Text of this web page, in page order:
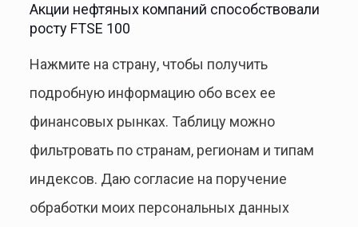
Акции нефтяных компаний способствовали
росту FTSE 100
Нажмите на страну, чтобы получить
подробную информацию обо всех ее
финансовых рынках. Таблицу можно
фильтровать по странам, регионам и типам
индексов. Даю согласие на поручение
обработки моих персональных данных